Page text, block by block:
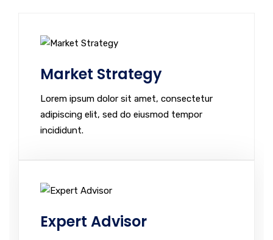
Market Strategy
Lorem ipsum dolor sit amet, consectetur
adipiscing elit, sed do eiusmod tempor
incididunt.
Expert Advisor